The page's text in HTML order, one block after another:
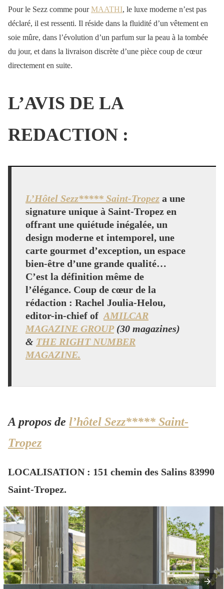
Pour le Sezz comme pourMAATHI, le luxe moderne n’est pas
déclaré, il est ressenti. Il réside dans la fluidité d’un vêtement en
soie mûre, dans l’évolution d’un parfum sur la peau à la tombée
du jour, et dans la livraison discrète d’une pièce coup de cœur
directement en suite.
L’AVIS DE LA
REDACTION :
L’Hôtel Sezz***** Saint-Tropez a une
signature unique à Saint-Tropez en
offrant une quiétude inégalée, un
design moderne et intemporel, une
carte gourmet d’exception, un espace
bien-être d’une grande qualité…
C’est la définition même de
l’élégance. Coup de cœur de la
rédaction : Rachel Joulia-Helou,
editor-in-chief of AMILCAR
MAGAZINE GROUP (30 magazines)
& THE RIGHT NUMBER
MAGAZINE.
A propos de l’hôtel Sezz***** Saint-
Tropez
LOCALISATION : 151 chemin des Salins 83990
Saint-Tropez.